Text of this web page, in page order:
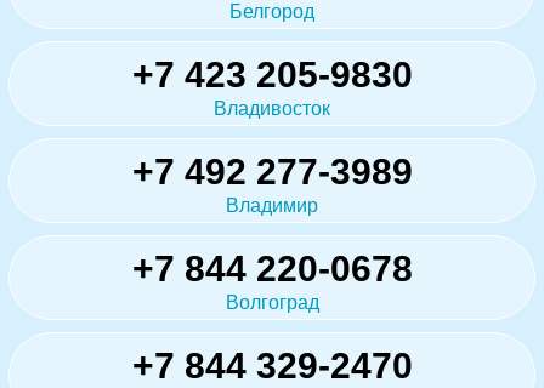
Белгород
+7 423 205-9830
Владивосток
+7 492 277-3989
Владимир
+7 844 220-0678
Волгоград
+7 844 329-2470